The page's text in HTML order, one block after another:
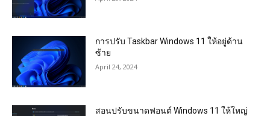
การปรับ Taskbar Windows 11 ให้อยู่ด้าน
ซ้าย
April 24, 2024
สอนปรับขนาดฟอนต์ Windows 11 ให้ใหญ่